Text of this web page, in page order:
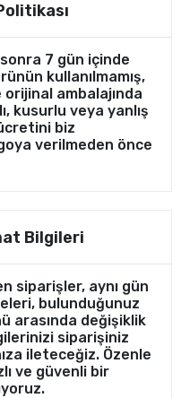
7 gün içinde
kullanılmamış,
ambalajında
kusurlu veya yanlış
biz
verilmeden önce
Bilgileri
siparişler, aynı gün
bulunduğunuz
arasında değişiklik
siparişiniz
ileteceğiz. Özenle
ve güvenli bir